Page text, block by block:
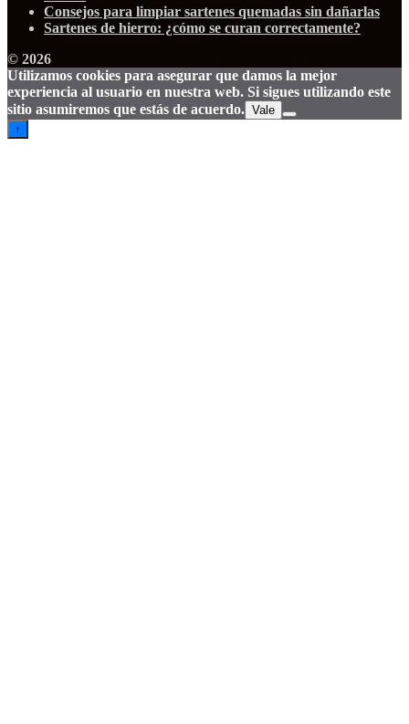
Consejos para limpiar sartenes quemadas sin dañarlas
Sartenes de hierro: ¿cómo se curan correctamente?
© 2026
Utilizamos cookies para asegurar que damos la mejor
experiencia al usuario en nuestra web. Si sigues utilizando este
sitio asumiremos que estás de acuerdo. Vale
↑